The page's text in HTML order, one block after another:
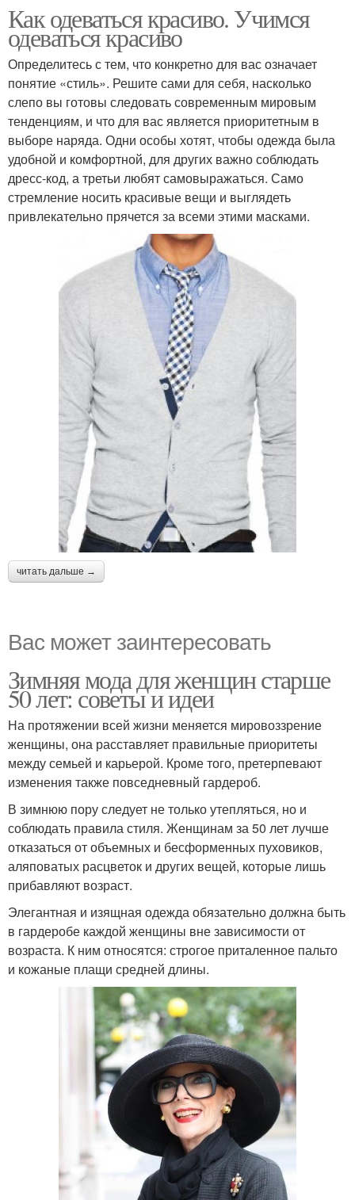
Как одеваться красиво. Учимся
одеваться красиво
Определитесь с тем, что конкретно для вас означает
понятие «стиль». Решите сами для себя, насколько
слепо вы готовы следовать современным мировым
тенденциям, и что для вас является приоритетным в
выборе наряда. Одни особы хотят, чтобы одежда была
удобной и комфортной, для других важно соблюдать
дресс-код, а третьи любят самовыражаться. Само
стремление носить красивые вещи и выглядеть
привлекательно прячется за всеми этими масками.
читать дальше →
Вас может заинтересовать
Зимняя мода для женщин старше
50 лет: советы и идеи
На протяжении всей жизни меняется мировоззрение
женщины, она расставляет правильные приоритеты
между семьей и карьерой. Кроме того, претерпевают
изменения также повседневный гардероб.
В зимнюю пору следует не только утепляться, но и
соблюдать правила стиля. Женщинам за 50 лет лучше
отказаться от объемных и бесформенных пуховиков,
аляповатых расцветок и других вещей, которые лишь
прибавляют возраст.
Элегантная и изящная одежда обязательно должна быть
в гардеробе каждой женщины вне зависимости от
возраста. К ним относятся: строгое приталенное пальто
и кожаные плащи средней длины.